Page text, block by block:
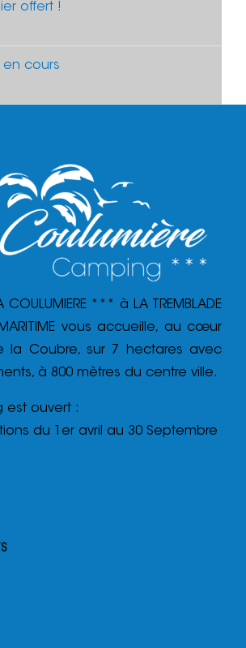
offert !
en cours
*** à LA TREMBLADE
MARITIME vous accueille, au cœur
la Coubre, sur 7 hectares avec
à 800 mètres du centre ville.
est ouvert :
du 1er avril au 30 Septembre